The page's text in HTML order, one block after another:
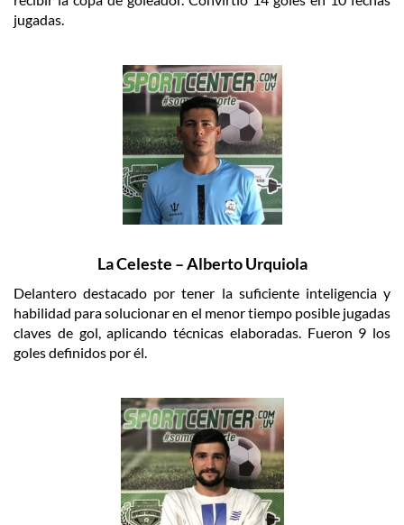
jugadas.
La Celeste – Alberto Urquiola
Delantero destacado por tener la suficiente inteligencia y
habilidad para solucionar en el menor tiempo posible jugadas
claves de gol, aplicando técnicas elaboradas. Fueron 9 los
goles definidos por él.